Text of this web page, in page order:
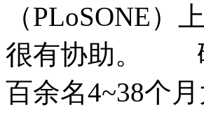
（PLoSONE
很有协助。 研
百余名4~38个